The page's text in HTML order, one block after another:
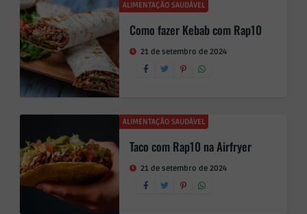
ALIMENTAÇÃO SAUDÁVEL
Como fazer Kebab com Rap10
21 de setembro de 2024
ALIMENTAÇÃO SAUDÁVEL
Taco com Rap10 na Airfryer
21 de setembro de 2024